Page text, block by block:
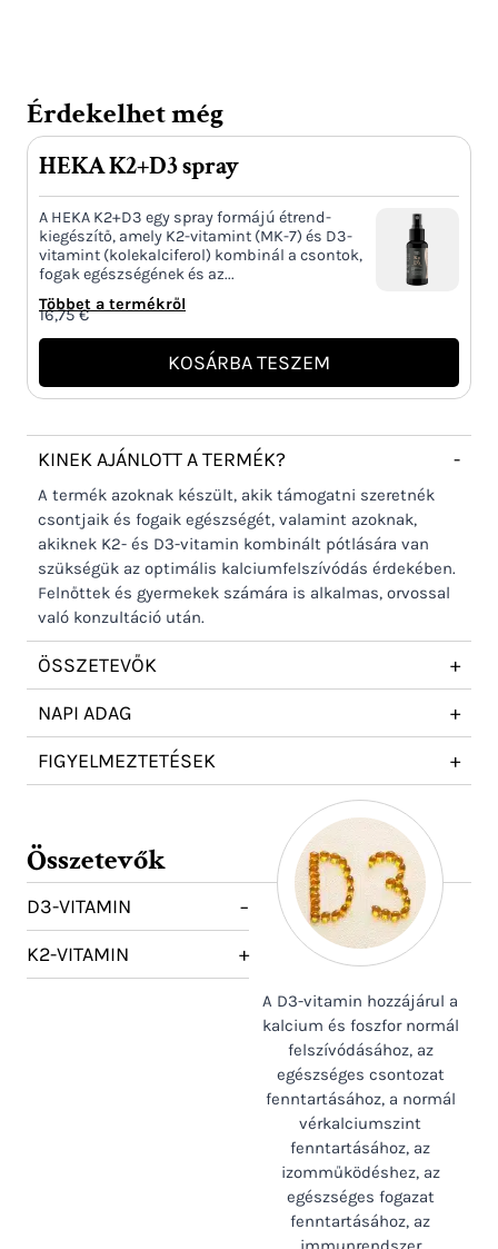
Érdekelhet még
HEKA K2+D3 spray
A HEKA K2+D3 egy spray formájú étrend-
kiegészítő, amely K2-vitamint (MK-7) és D3-
vitamint (kolekalciferol) kombinál a csontok,
fogak egészségének és az...
Többet a termékről
16,75€
KOSÁRBA TESZEM
KINEK AJÁNLOTT A TERMÉK? -
A termék azoknak készült, akik támogatni szeretnék
csontjaik és fogaik egészségét, valamint azoknak,
akiknek K2- és D3-vitamin kombinált pótlására van
szükségük az optimális kalciumfelszívódás érdekében.
Felnőttek és gyermekek számára is alkalmas, orvossal
való konzultáció után.
ÖSSZETEVŐK
+
NAPI ADAG
+
FIGYELMEZTETÉSEK
+
Összetevők
D3-VITAMIN
−
K2-VITAMIN
+
A D3-vitamin hozzájárul a
kalcium és foszfor normál
felszívódásához, az
egészséges csontozat
fenntartásához, a normál
vérkalciumszint
fenntartásához, az
izomműködéshez, az
egészséges fogazat
fenntartásához, az